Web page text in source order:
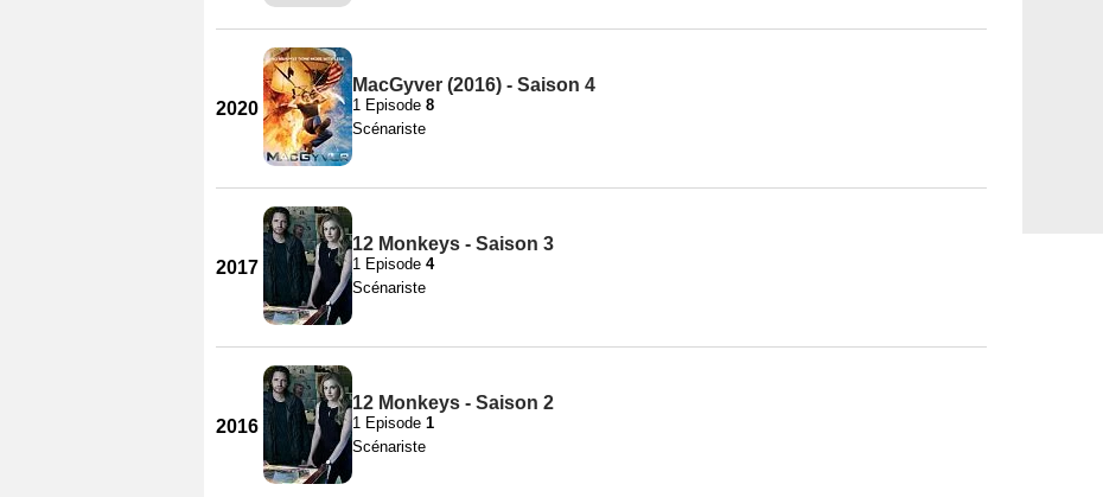
2020
MacGyver (2016) - Saison 4
1 Episode 8
Scénariste
2017
12 Monkeys - Saison 3
1 Episode 4
Scénariste
2016
12 Monkeys - Saison 2
1 Episode 1
Scénariste